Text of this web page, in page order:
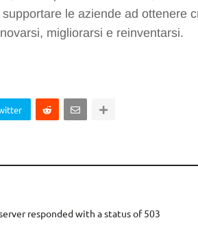
le aziende ad ottenere
migliorarsi e reinventarsi.
responded with a status of 503